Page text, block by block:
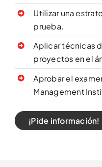
Utilizar una
prueba.
Aplicar técnicas
proyectos en el
Aprobar el
Management
¡Pide información!